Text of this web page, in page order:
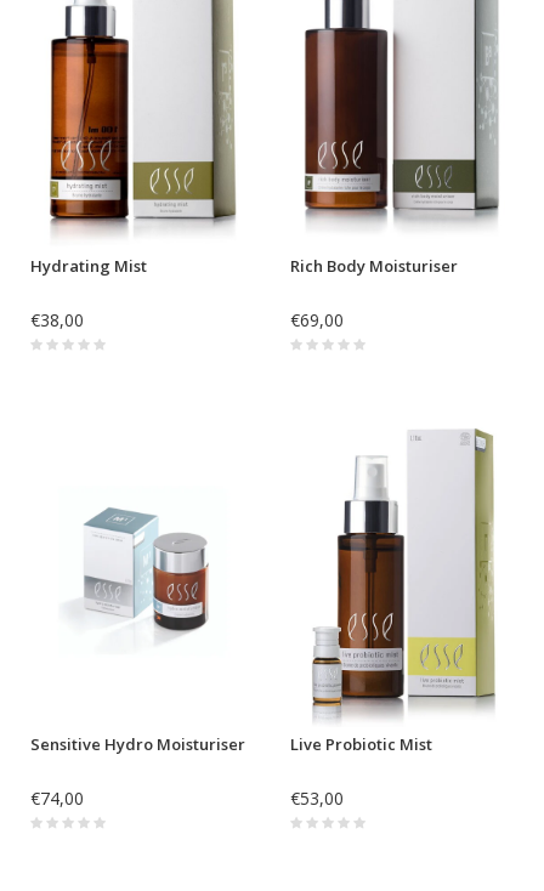
Hydrating Mist
€38,00
Rich Body Moisturiser
€69,00
Sensitive Hydro Moisturiser
€74,00
Live Probiotic Mist
€53,00